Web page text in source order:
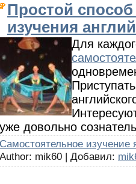
Простой
изучения
Для
уже довольно
Cамостоятельное изучение
Author: mik60 | Добавил: